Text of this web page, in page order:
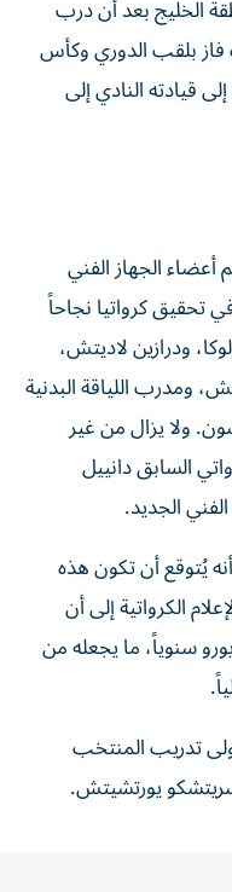
الخليج بعد أن درب
2014 و2017، حيث فاز بلقب الدوري وكأس
قيادته النادي إلى
الجهاز الفني
تحقيق كرواتيا نجاحاً
ودرازين لاديتش،
ومدرب اللياقة البدنية
ولا يزال من غير
السابق دانييل
الجديد.
يُتوقع أن تكون هذه
الكرواتية إلى أن
حوالي 5 ملايين يورو سنوياً، ما يجعله من
تدريب المنتخب
يورتشيتش.